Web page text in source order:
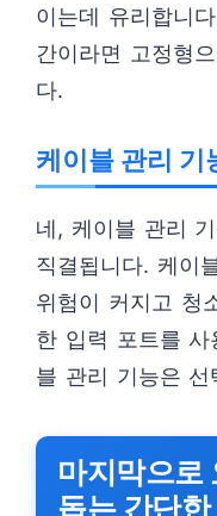
이는데 유리합니
간이라면 고정형
다.
케이블 관리 기
네, 케이블 관리
직결됩니다. 케이
위험이 커지고 청
한 입력 포트를
블 관리 기능은
마지막으로
돕는 간단